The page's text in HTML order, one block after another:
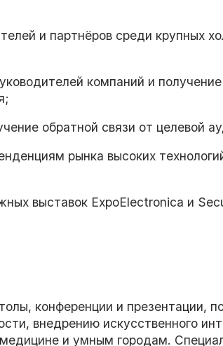
и партнёров среди крупных
компаний и
обратной связи от целевой
рынка высоких
выставок ExpoElectronica и
конференции и презентации,
внедрению искусственного
и умным городам.